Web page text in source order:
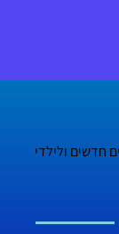
חדשים ולילדי